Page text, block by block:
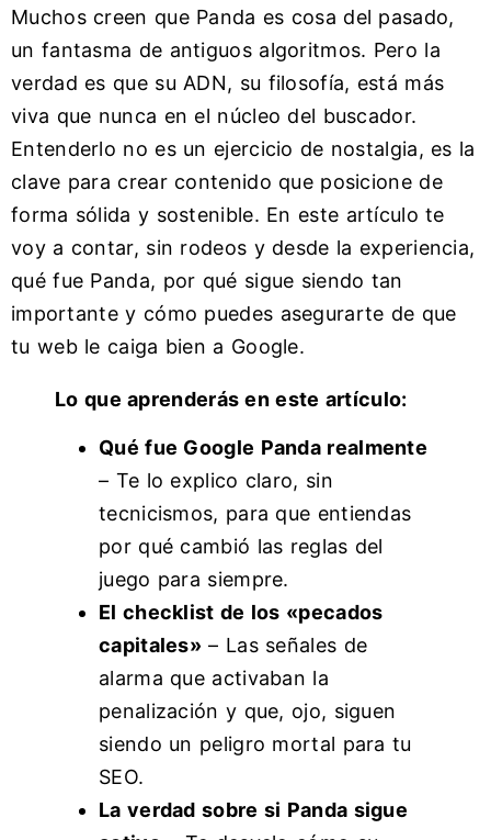
Muchos creen que Panda es cosa del pasado,
un fantasma de antiguos algoritmos. Pero la
verdad es que su ADN, su filosofía, está más
viva que nunca en el núcleo del buscador.
Entenderlo no es un ejercicio de nostalgia, es la
clave para crear contenido que posicione de
forma sólida y sostenible. En este artículo te
voy a contar, sin rodeos y desde la experiencia,
qué fue Panda, por qué sigue siendo tan
importante y cómo puedes asegurarte de que
tu web le caiga bien a Google.
Lo que aprenderás en este artículo:
Qué fue Google Panda realmente
– Te lo explico claro, sin
tecnicismos, para que entiendas
por qué cambió las reglas del
juego para siempre.
El checklist de los «pecados
capitales» – Las señales de
alarma que activaban la
penalización y que, ojo, siguen
siendo un peligro mortal para tu
SEO.
La verdad sobre si Panda sigue